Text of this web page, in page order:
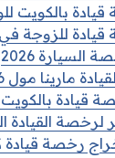
بالكويت
للزوجة في
2026
مارينا مول 2026
بالكويت 2026
القيادة
رخصة قيادة